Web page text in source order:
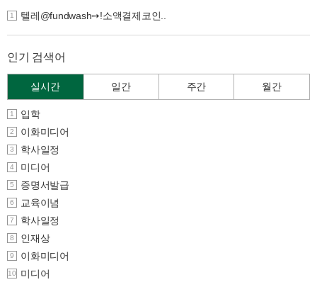
1 텔레@fundwash➙ǃ소액결제코인..
인기 검색어
실시간 일간 주간 월간
1 입학
2 이화미디어
3 학사일정
4 미디어
5 증명서발급
6 교육이념
7 학사일정
8 인재상
9 이화미디어
10 미디어